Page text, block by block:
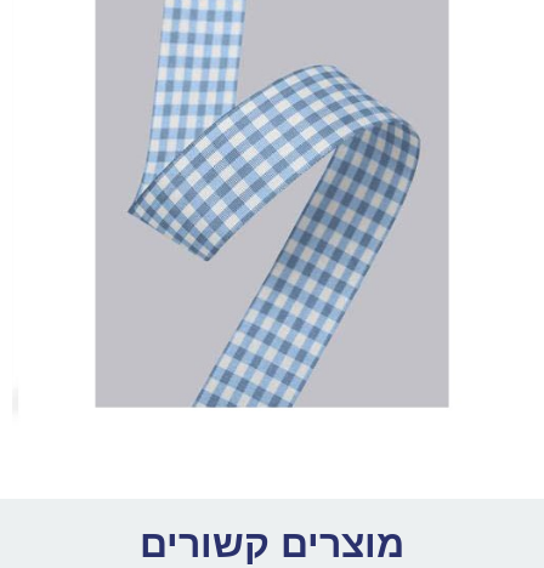
מוצרים קשורים